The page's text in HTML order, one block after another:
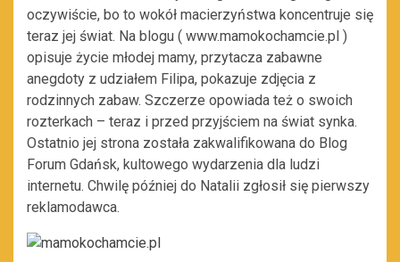
oczywiście, bo to wokół macierzyństwa koncentruje się
teraz jej świat. Na blogu ( www.mamokochamcie.pl )
opisuje życie młodej mamy, przytacza zabawne
anegdoty z udziałem Filipa, pokazuje zdjęcia z
rodzinnych zabaw. Szczerze opowiada też o swoich
rozterkach – teraz i przed przyjściem na świat synka.
Ostatnio jej strona została zakwalifikowana do Blog
Forum Gdańsk, kultowego wydarzenia dla ludzi
internetu. Chwilę później do Natalii zgłosił się pierwszy
reklamodawca.